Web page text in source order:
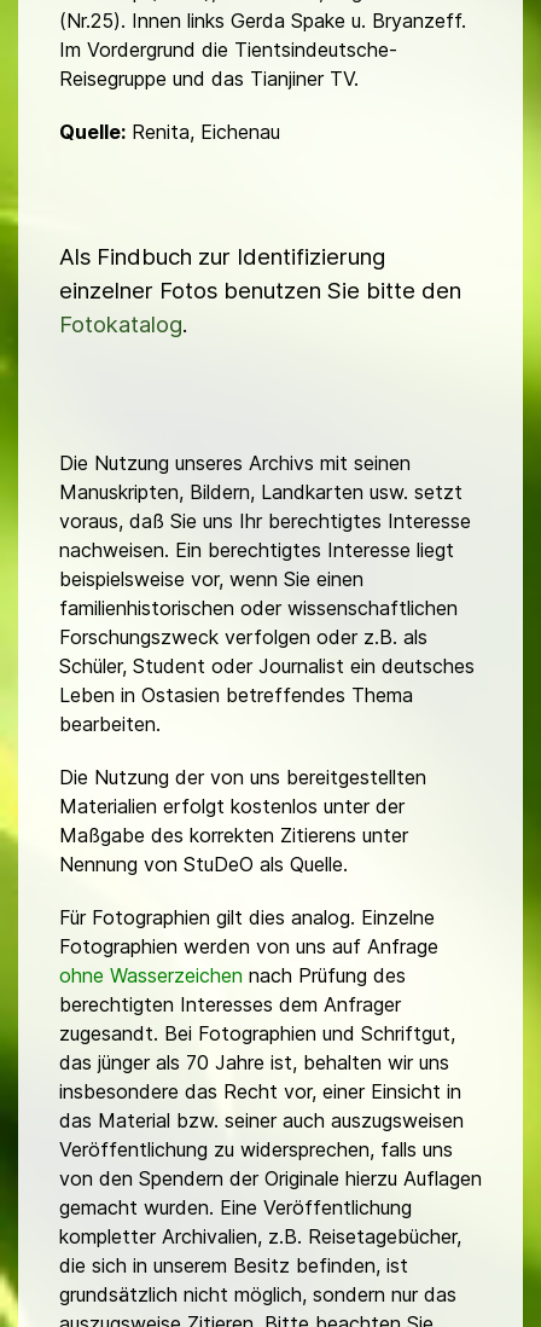
(Nr.25). Innen links Gerda Spake u. Bryanzeff.
Im Vorder­grund die Tientsindeutsche-
Reisegruppe und das Tianjiner TV.
Quelle: Renita, Eichenau
Als Findbuch zur Identifizierung
einzelner Fotos benutzen Sie bitte den
Fotokatalog.
Die Nutzung unseres Archivs mit seinen
Manuskripten, Bildern, Landkarten usw. setzt
voraus, daß Sie uns Ihr berechtigtes Interesse
nachweisen. Ein berechtigtes Interesse liegt
beispielsweise vor, wenn Sie einen
familienhistorischen oder wissenschaftlichen
Forschungszweck verfolgen oder z.B. als
Schüler, Student oder Journalist ein deutsches
Leben in Ostasien betreffendes Thema
bearbeiten.
Die Nutzung der von uns bereitgestellten
Materialien erfolgt kostenlos unter der
Maßgabe des korrekten Zitierens unter
Nennung von StuDeO als Quelle.
Für Fotographien gilt dies analog. Einzelne
Fotographien werden von uns auf Anfrage
ohne Wasserzeichen nach Prüfung des
berechtigten Interesses dem Anfrager
zugesandt. Bei Fotographien und Schriftgut,
das jünger als 70 Jahre ist, behalten wir uns
insbesondere das Recht vor, einer Einsicht in
das Material bzw. seiner auch auszugsweisen
Veröffentlichung zu widersprechen, falls uns
von den Spendern der Originale hierzu Auflagen
gemacht wurden. Eine Veröffentlichung
kompletter Archivalien, z.B. Reisetagebücher,
die sich in unserem Besitz befinden, ist
grundsätzlich nicht möglich, sondern nur das